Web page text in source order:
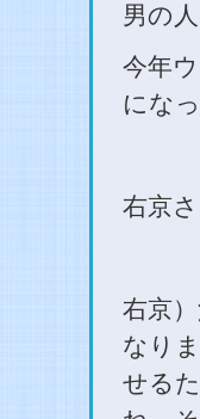
男の
今年
にな
右京
右京
なり
せる